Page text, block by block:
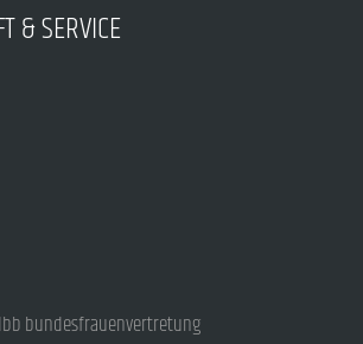
& SERVICE
bundesfrauenvertretung